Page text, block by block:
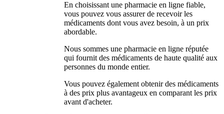
En choisissant une pharmacie en ligne fiable,
vous pouvez vous assurer de recevoir les
médicaments dont vous avez besoin, à un prix
abordable.
Nous sommes une pharmacie en ligne réputée
qui fournit des médicaments de haute qualité aux
personnes du monde entier.
Vous pouvez également obtenir des médicaments
à des prix plus avantageux en comparant les prix
avant d'acheter.